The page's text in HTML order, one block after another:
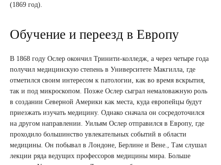
(1869 год).
Обучение и переезд в Европу
В 1868 году Ослер окончил Тринити-колледж, а через четыре года
получил медицинскую степень в Университете Макгилла, где
отметился своим интересом к патологии, как во время вскрытия,
так и под микроскопом. Позже Ослер сыграл немаловажную роль
в создании Северной Америки как места, куда европейцы будут
приезжать изучать медицину. Однако сначала он сосредоточился
на другом направлении. Уильям Ослер отправился в Европу, где
проходило большинство увлекательных событий в области
медицины. Он побывал в Лондоне, Берлине и Вене., Там слушал
лекции ряда ведущих профессоров медицины мира. Больше